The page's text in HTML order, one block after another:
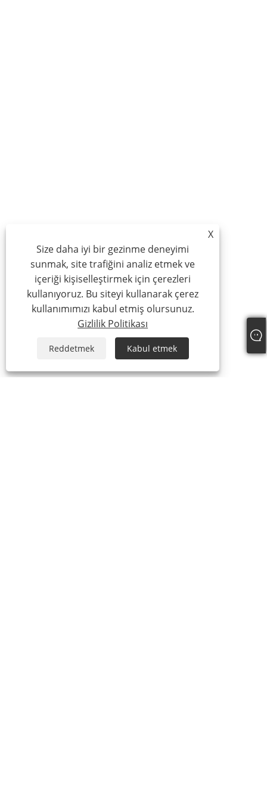
X
Size daha iyi bir gezinme deneyimi
sunmak, site trafiğini analiz etmek ve
içeriği kişiselleştirmek için çerezleri
kullanıyoruz. Bu siteyi kullanarak çerez
kullanımımızı kabul etmiş olursunuz.
Gizlilik Politikası
Reddetmek Kabul etmek